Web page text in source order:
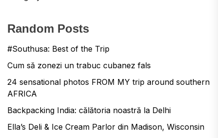
Random Posts
#Southusa: Best of the Trip
Cum să zonezi un trabuc cubanez fals
24 sensational photos FROM MY trip around southern
AFRICA
Backpacking India: călătoria noastră la Delhi
Ella’s Deli & Ice Cream Parlor din Madison, Wisconsin